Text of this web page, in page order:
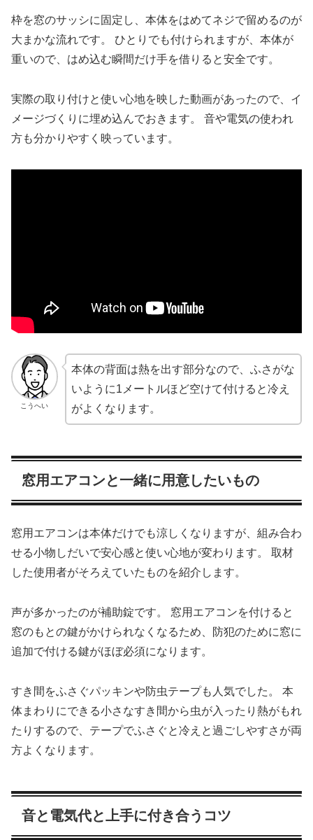
枠を窓のサッシに固定し、本体をはめてネジで留めるのが
大まかな流れです。 ひとりでも付けられますが、本体が
重いので、はめ込む瞬間だけ手を借りると安全です。
実際の取り付けと使い心地を映した動画があったので、イ
メージづくりに埋め込んでおきます。 音や電気の使われ
方も分かりやすく映っています。
こうへい
本体の背面は熱を出す部分なので、ふさがな
いように1メートルほど空けて付けると冷え
がよくなります。
窓用エアコンと一緒に用意したいもの
窓用エアコンは本体だけでも涼しくなりますが、組み合わ
せる小物しだいで安心感と使い心地が変わります。 取材
した使用者がそろえていたものを紹介します。
声が多かったのが補助錠です。 窓用エアコンを付けると
窓のもとの鍵がかけられなくなるため、防犯のために窓に
追加で付ける鍵がほぼ必須になります。
すき間をふさぐパッキンや防虫テープも人気でした。 本
体まわりにできる小さなすき間から虫が入ったり熱がもれ
たりするので、テープでふさぐと冷えと過ごしやすさが両
方よくなります。
音と電気代と上手に付き合うコツ